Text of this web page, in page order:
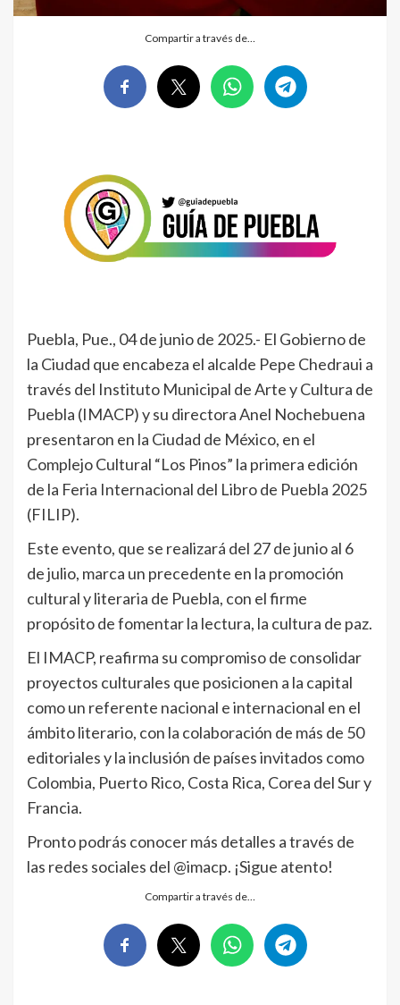
Compartir a través de…
Puebla, Pue., 04 de junio de 2025.- El Gobierno de
la Ciudad que encabeza el alcalde Pepe Chedraui a
través del Instituto Municipal de Arte y Cultura de
Puebla (IMACP) y su directora Anel Nochebuena
presentaron en la Ciudad de México, en el
Complejo Cultural “Los Pinos” la primera edición
de la Feria Internacional del Libro de Puebla 2025
(FILIP).
Este evento, que se realizará del 27 de junio al 6
de julio, marca un precedente en la promoción
cultural y literaria de Puebla, con el firme
propósito de fomentar la lectura, la cultura de paz.
El IMACP, reafirma su compromiso de consolidar
proyectos culturales que posicionen a la capital
como un referente nacional e internacional en el
ámbito literario, con la colaboración de más de 50
editoriales y la inclusión de países invitados como
Colombia, Puerto Rico, Costa Rica, Corea del Sur y
Francia.
Pronto podrás conocer más detalles a través de
las redes sociales del @imacp. ¡Sigue atento!
Compartir a través de…